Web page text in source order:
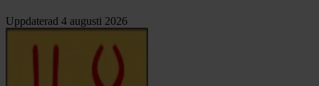
Uppdaterad 4 augusti 2026